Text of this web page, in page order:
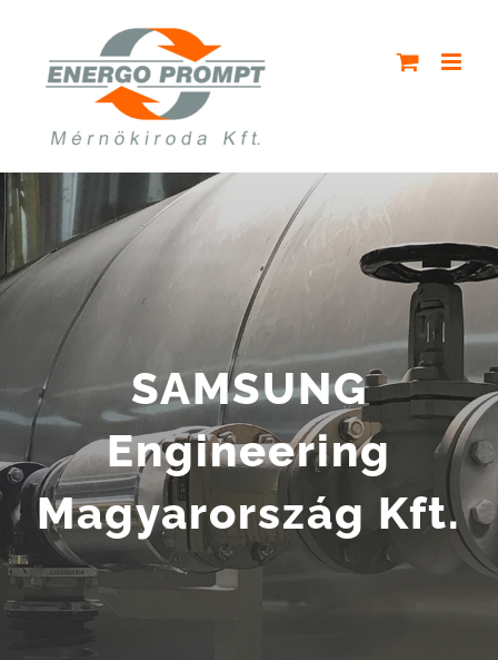
SAMSUNG
Engineering
Magyarország Kft.